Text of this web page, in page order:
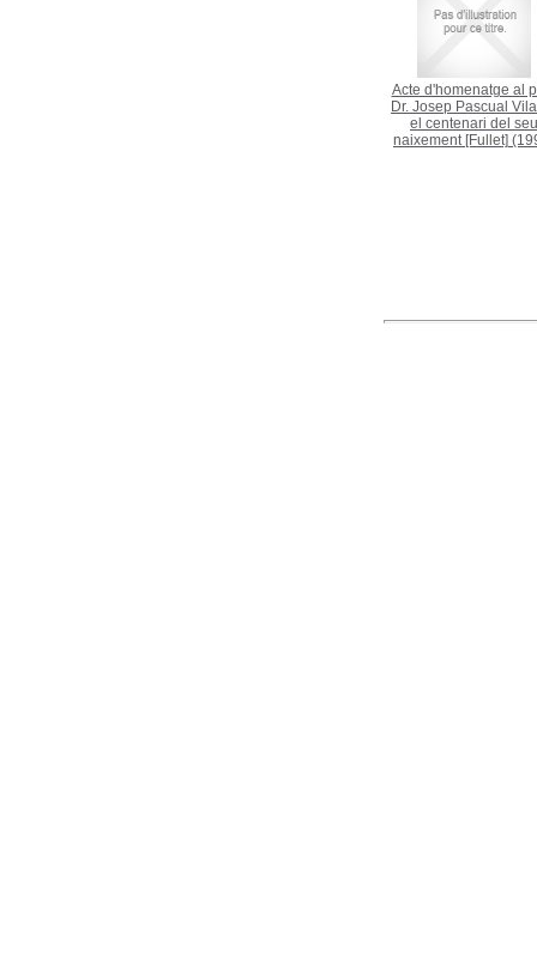
Acte d'homenatge al
Dr. Josep Pascual
el centenari del seu
naixement [Fullet]